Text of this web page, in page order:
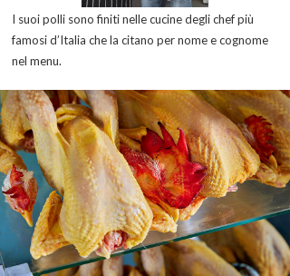
I suoi polli sono finiti nelle cucine degli chef più
famosi d’Italia che la citano per nome e cognome
nel menu.